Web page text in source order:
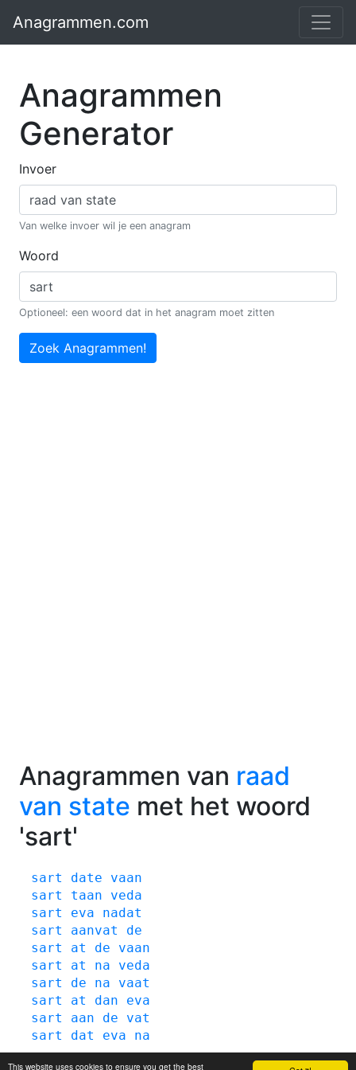
This website uses cookies to ensure you get the best
Anagrammen
Generator
Invoer
Van welke invoer wil je een anagram
Woord
Optioneel: een woord dat in het anagram moet zitten
Zoek Anagrammen!
Anagrammen van raad
van state met het woord
'sart'
sart date
vaan
sart
taan
veda
sart
eva
nadat
sart
aanvat
de
sart
at de
vaan
sart
at na
veda
sart
de na
vaat
sart
at dan
eva
sart
aan de
vat
sart
dat eva na
Anagrammen.com